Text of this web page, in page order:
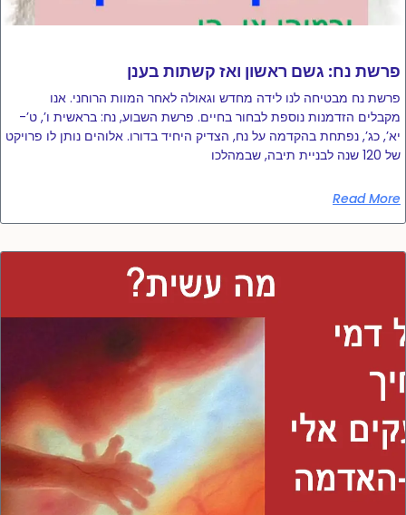
פרשת נח: גשם ראשון ואז קשתות בענן
פרשת נח מבטיחה לנו לידה מחדש וגאולה לאחר המוות הרוחני. אנו
מקבלים הזדמנות נוספת לבחור בחיים. פרשת השבוע, נח: בראשית ו’, ט’-
יא’, כג’, נפתחת בהקדמה על נח, הצדיק היחיד בדורו. אלוהים נותן לו פרויקט
של 120 שנה לבניית תיבה, שבמהלכו
Read More